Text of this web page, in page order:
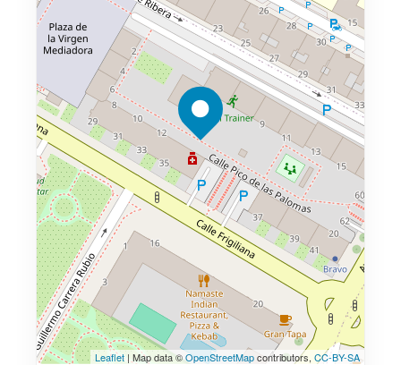
Leaflet| Map data ©OpenStreetMapcontributors, CC-BY-SA